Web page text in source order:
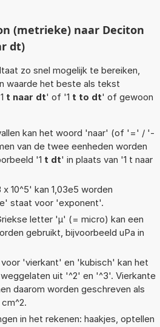
(metrieke) naar Deciton
dt)
zo snel mogelijk te bereiken,
waarde het beste als tekst
t naar dt' of '1 t to dt' of gewoon
kan het woord 'naar' (of '=' / '-
van de twee eenheden worden
'1 t dt' in plaats van '1 t naar
x 10^5' kan 1,03e5 worden
staat voor 'exponent'.
letter 'µ' (= micro) kan een
gebruikt, bijvoorbeeld uPa in
'vierkant' en 'kubisch' kan het
uit '^2' en '^3'. Vierkante
daarom worden geschreven als
in het rekenen: haakjes, optellen